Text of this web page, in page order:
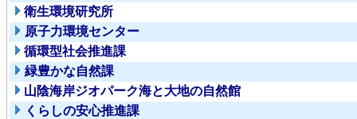
衛生環境研究所
原子力環境センター
循環型社会推進課
緑豊かな自然課
山陰海岸ジオパーク海と大地の自然館
くらしの安心推進課